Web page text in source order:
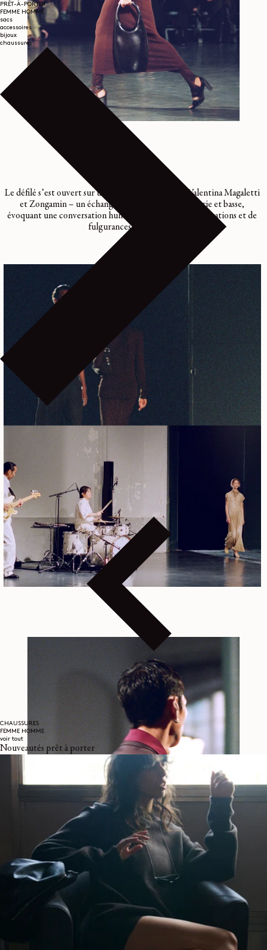
PRÊT-À-PORTER
FEMME HOMME
sacs
accessoires
bijoux
chaussures
CHAUSSURES
FEMME HOMME
voir tout
Nouveautés prêt à porter
Le défilé s’est ouvert sur une performance live de Valentina Magaletti
et Zongamin – un échange rythmique entre batterie et basse,
évoquant une conversation humaine, ponctuée de respirations et de
fulgurances percussives.